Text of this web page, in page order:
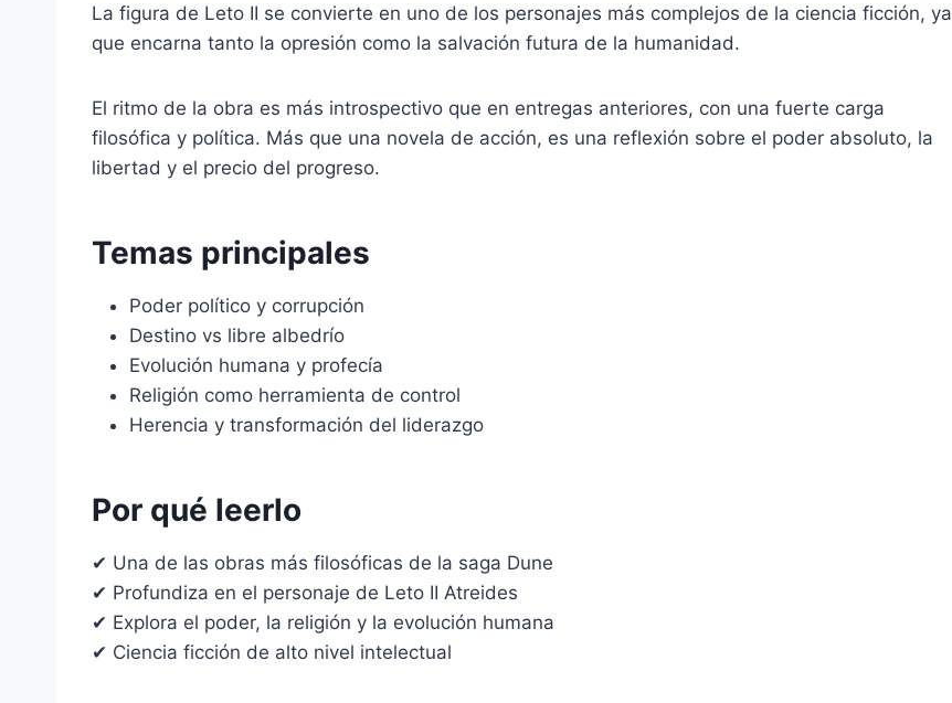
La figura de Leto II se convierte en uno de los personajes más complejos de la ciencia ficción, ya
que encarna tanto la opresión como la salvación futura de la humanidad.
El ritmo de la obra es más introspectivo que en entregas anteriores, con una fuerte carga
filosófica y política. Más que una novela de acción, es una reflexión sobre el poder absoluto, la
libertad y el precio del progreso.
Temas principales
Poder político y corrupción
Destino vs libre albedrío
Evolución humana y profecía
Religión como herramienta de control
Herencia y transformación del liderazgo
Por qué leerlo
✔ Una de las obras más filosóficas de la saga Dune
✔ Profundiza en el personaje de Leto II Atreides
✔ Explora el poder, la religión y la evolución humana
✔ Ciencia ficción de alto nivel intelectual